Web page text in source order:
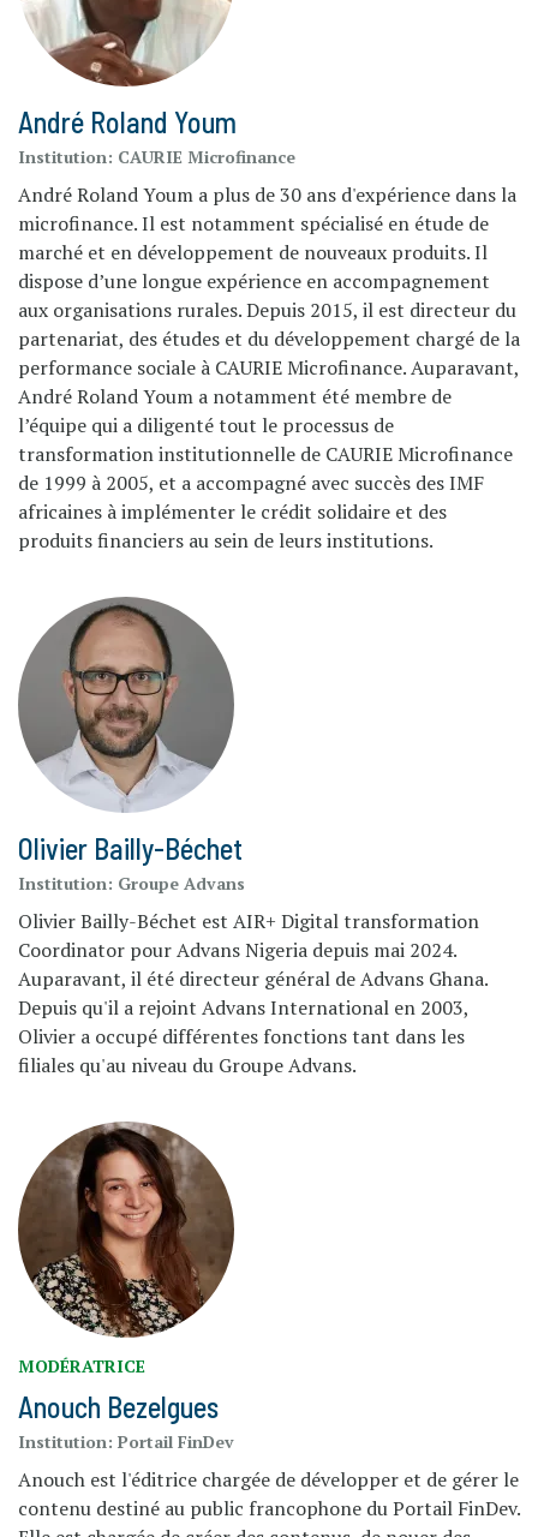
André Roland Youm
Institution: CAURIE Microfinance
André Roland Youm a plus de 30 ans d'expérience dans la
microfinance. Il est notamment spécialisé en étude de
marché et en développement de nouveaux produits. Il
dispose d’une longue expérience en accompagnement
aux organisations rurales. Depuis 2015, il est directeur du
partenariat, des études et du développement chargé de la
performance sociale à CAURIE Microfinance. Auparavant,
André Roland Youm a notamment été membre de
l’équipe qui a diligenté tout le processus de
transformation institutionnelle de CAURIE Microfinance
de 1999 à 2005, et a accompagné avec succès des IMF
africaines à implémenter le crédit solidaire et des
produits financiers au sein de leurs institutions.
Olivier Bailly-Béchet
Institution: Groupe Advans
Olivier Bailly-Béchet est AIR+ Digital transformation
Coordinator pour Advans Nigeria depuis mai 2024.
Auparavant, il été directeur général de Advans Ghana.
Depuis qu'il a rejoint Advans International en 2003,
Olivier a occupé différentes fonctions tant dans les
filiales qu'au niveau du Groupe Advans.
MODÉRATRICE
Anouch Bezelgues
Institution: Portail FinDev
Anouch est l'éditrice chargée de développer et de gérer le
contenu destiné au public francophone du Portail FinDev.